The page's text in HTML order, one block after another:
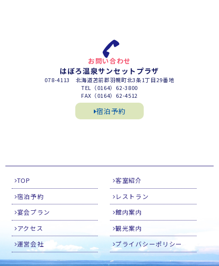
お問い合わせ
はぼろ温泉サンセットプラザ
078-4113 北海道苫前郡羽幌町北3条1丁目29番地
TEL（0164）62-3800
FAX（0164）62-4512
宿泊予約
TOP
客室紹介
宿泊予約
レストラン
宴会プラン
館内案内
アクセス
観光案内
運営会社
プライバシーポリシー